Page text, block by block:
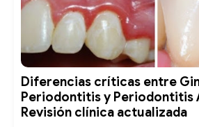
Diferencias críticas entre
Periodontitis y Periodontitis
Revisión clínica actualizada